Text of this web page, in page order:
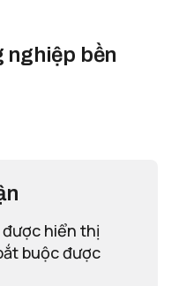
nghiệp bền
được hiển thị
buộc được